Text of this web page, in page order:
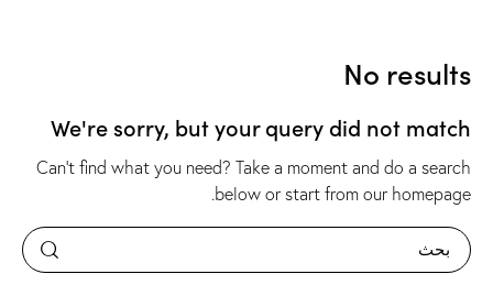
No results
We're sorry, but your query did not match
Can't find what you need? Take a moment and do a search
below or start from our homepage
.